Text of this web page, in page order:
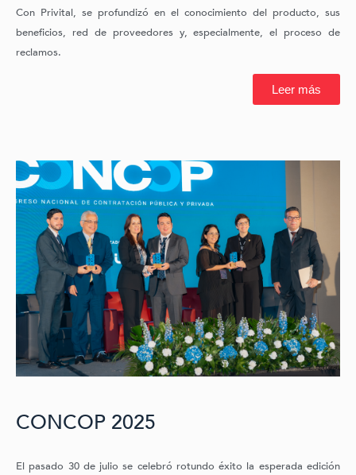
Con Privital, se profundizó en el conocimiento del producto, sus
beneficios, red de proveedores y, especialmente, el proceso de
reclamos.
Leer más
CONCOP 2025
El pasado 30 de julio se celebró rotundo éxito la esperada edición